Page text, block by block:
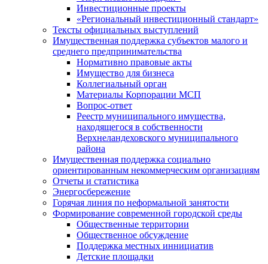
Инвестиционные проекты
«Региональный инвестиционный стандарт»
Тексты официальных выступлений
Имущественная поддержка субъектов малого и
среднего предпринимательства
Нормативно правовые акты
Имущество для бизнеса
Коллегиальный орган
Материалы Корпорации МСП
Вопрос-ответ
Реестр муниципального имущества,
находящегося в собственности
Верхнеландеховского муниципального
района
Имущественная поддержка социально
ориентированным некоммерческим организациям
Отчеты и статистика
Энергосбережение
Горячая линия по неформальной занятости
Формирование современной городской среды
Общественные территории
Общественное обсуждение
Поддержка местных иннициатив
Детские площадки